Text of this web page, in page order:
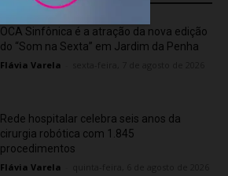
OCA Sinfônica é a atração da nova edição
do “Som na Sexta” em Jardim da Penha
Flávia Varela
Rede hospitalar celebra seis anos da
cirurgia robótica com 1.845
procedimentos
Flávia Varela